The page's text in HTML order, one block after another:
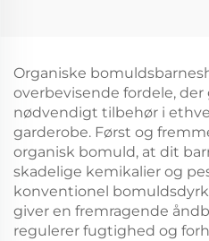
Organiske
overbevisende fordele,
nødvendigt tilbehør i
garderobe. Først og
organisk bomuld, at dit
skadelige kemikalier og
konventionel
giver en fremragende
regulerer fugtighed og